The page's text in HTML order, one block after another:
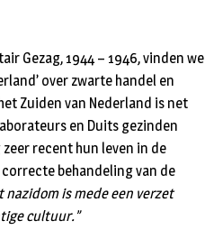
Gezag, 1944 – 1946, vinden we
over zwarte handel en
Zuiden van Nederland is net
en Duits gezinden
recent hun leven in de
behandeling van de
nazidom is mede een verzet
cultuur.”